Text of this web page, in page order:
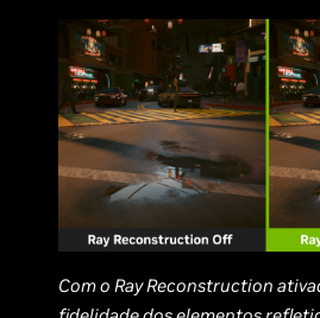
Com o Ray Reconstruction